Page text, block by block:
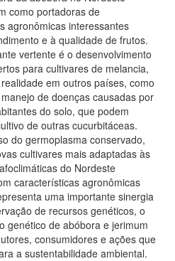
como portadoras de
agronômicas interessantes
e à qualidade de frutos.
vertente é o desenvolvimento
para cultivares de melancia,
em outros países, como
de doenças causadas por
do solo, que podem
de outras cucurbitáceas.
do germoplasma conservado,
cultivares mais adaptadas às
do Nordeste
características agronômicas
uma importante sinergia
de recursos genéticos, o
genético de abóbora e jerimum
consumidores e ações que
a sustentabilidade ambiental.